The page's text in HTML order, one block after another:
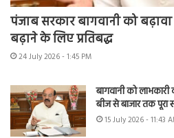
पंजाब सरकार बागवानी को
बढ़ाने के लिए प्रतिबद्ध
24 July 2026 - 1:45 PM
बागवानी को
बीज से बाजार तक पूरा
15 July 2026 - 11:43